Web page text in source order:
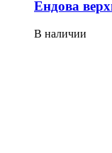
Ендова
В наличии